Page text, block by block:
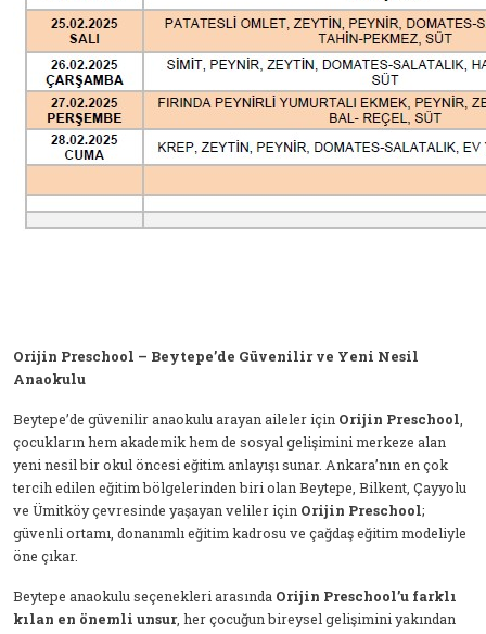
Orijin Preschool – Beytepe’de Güvenilir ve Yeni Nesil
Anaokulu
Beytepe’de güvenilir anaokulu arayan aileler için Orijin Preschool
çocukların hem akademik hem de sosyal gelişimini merkeze alan
yeni nesil bir okul öncesi eğitim anlayışı sunar. Ankara’nın en çok
tercih edilen eğitim bölgelerinden biri olan Beytepe, Bilkent, Çayyolu
ve Ümitköy çevresinde yaşayan veliler için Orijin Preschool;
güvenli ortamı, donanımlı eğitim kadrosu ve çağdaş eğitim modeliyle
öne çıkar.
Beytepe anaokulu seçenekleri arasında Orijin Preschool’u farklı
kılan en önemli unsur, her çocuğun bireysel gelişimini yakından